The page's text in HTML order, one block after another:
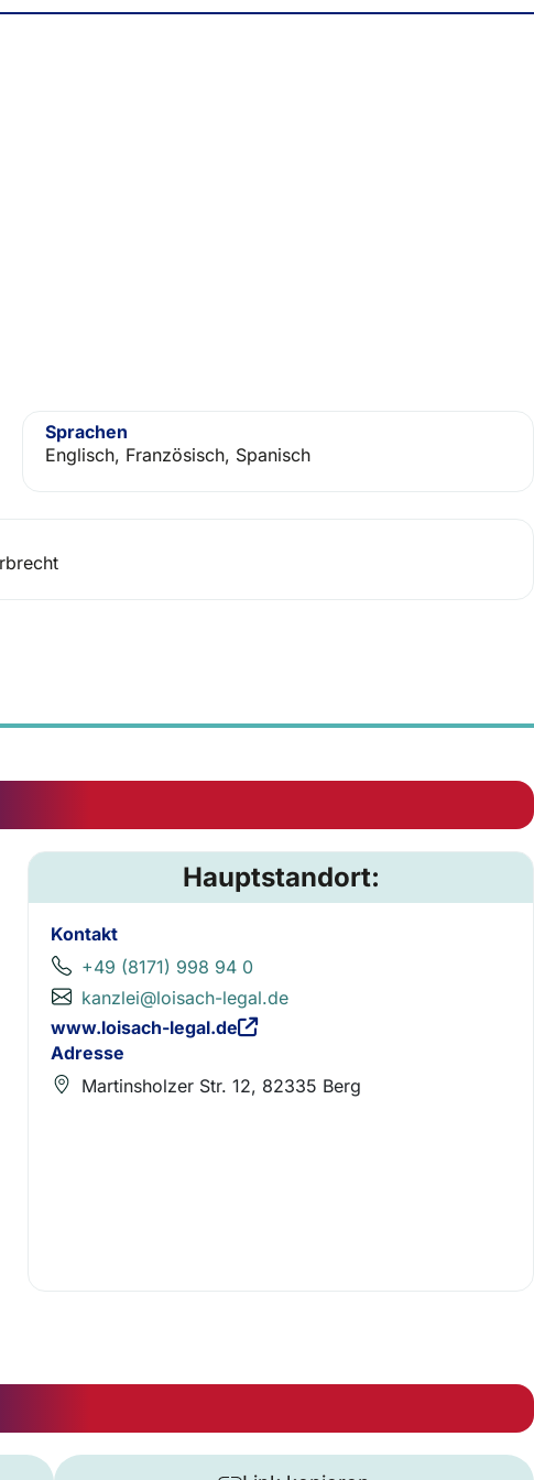
Sprachen
Englisch, Französisch, Spanisch
Hauptstandort:
Kontakt
+49 (8171) 998 94 0
kanzlei@loisach-legal.de
www.loisach-legal.de
Adresse
Martinsholzer Str. 12, 82335 Berg